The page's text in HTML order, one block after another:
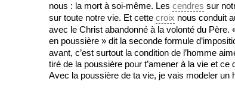
nous : la mort à soi-même. Les cendres sur
sur toute notre vie. Et cette croix nous conduit
avec le Christ abandonné à la volonté du
en poussière » dit la seconde formule
avant, c’est surtout la condition de l’homme
tiré de la poussière pour t’amener à la vie et ce
Avec la poussière de ta vie, je vais modeler un